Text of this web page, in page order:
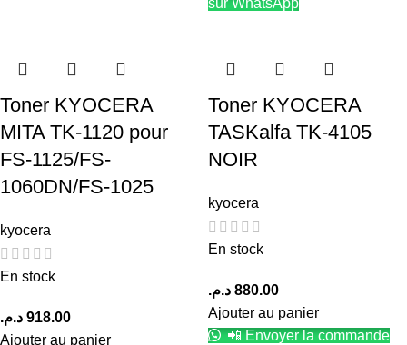
Toner KYOCERA
MITA TK-1120 pour
FS-1125/FS-
1060DN/FS-1025
kyocera
En stock
918.00 د.م.
Ajouter au panier
Toner KYOCERA
TASKalfa TK-4105
NOIR
kyocera
En stock
880.00 د.م.
Ajouter au panier
📲 Envoyer la commande